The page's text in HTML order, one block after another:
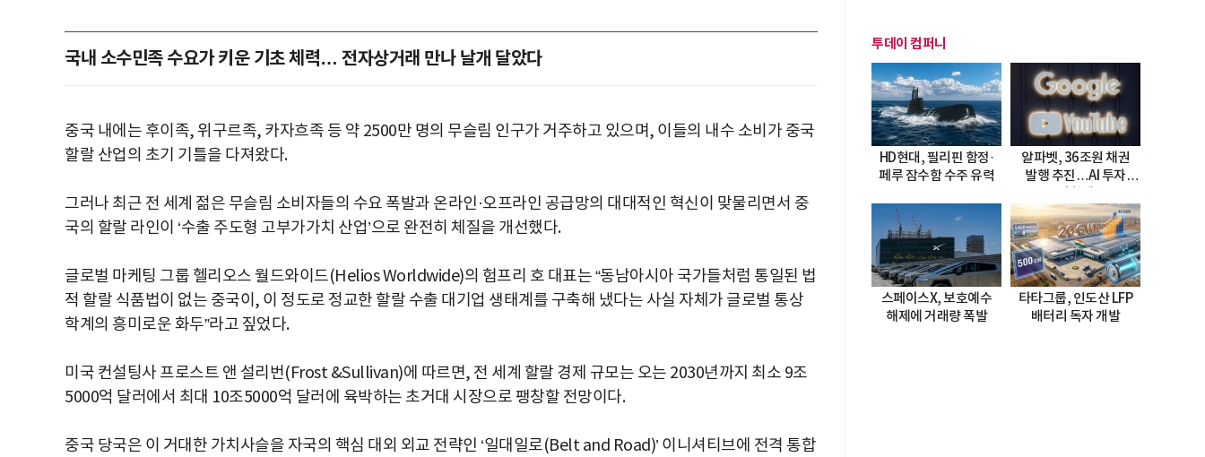
국내 소수민족 수요가 키운 기초 체력… 전자상거래 만나 날개 달았다
중국 내에는 후이족, 위구르족, 카자흐족 등 약 2500만 명의 무슬림 인구가 거주하고 있으며, 이들의 내수 소비가 중국
할랄 산업의 초기 기틀을 다져왔다.
그러나 최근 전 세계 젊은 무슬림 소비자들의 수요 폭발과 온라인·오프라인 공급망의 대대적인 혁신이 맞물리면서 중
국의 할랄 라인이 ‘수출 주도형 고부가가치 산업’으로 완전히 체질을 개선했다.
글로벌 마케팅 그룹 헬리오스 월드와이드(Helios Worldwide)의 험프리 호 대표는 “동남아시아 국가들처럼 통일된 법
적 할랄 식품법이 없는 중국이, 이 정도로 정교한 할랄 수출 대기업 생태계를 구축해 냈다는 사실 자체가 글로벌 통상
학계의 흥미로운 화두”라고 짚었다.
미국 컨설팅사 프로스트 앤 설리번(Frost &Sullivan)에 따르면, 전 세계 할랄 경제 규모는 오는 2030년까지 최소 9조
5000억 달러에서 최대 10조5000억 달러에 육박하는 초거대 시장으로 팽창할 전망이다.
중국 당국은 이 거대한 가치사슬을 자국의 핵심 대외 외교 전략인 ‘일대일로(Belt and Road)’ 이니셔티브에 전격 통합
투데이 컴퍼니
HD현대, 필리핀 함정·
페루 잠수함 수주 유력
알파벳, 36조원 채권
발행 추진…AI 투자
스페이스X, 보호예수
해제에 거래량 폭발
타타그룹, 인도산 LFP
배터리 독자 개발